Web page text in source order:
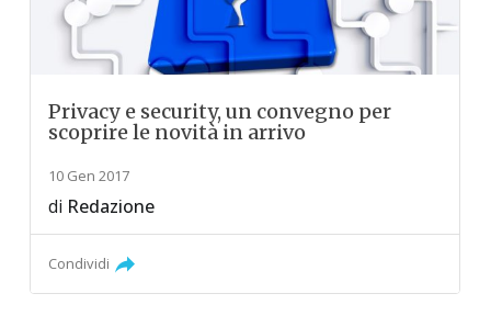
Privacy e security, un convegno per
scoprire le novità in arrivo
10 Gen 2017
di Redazione
Condividi